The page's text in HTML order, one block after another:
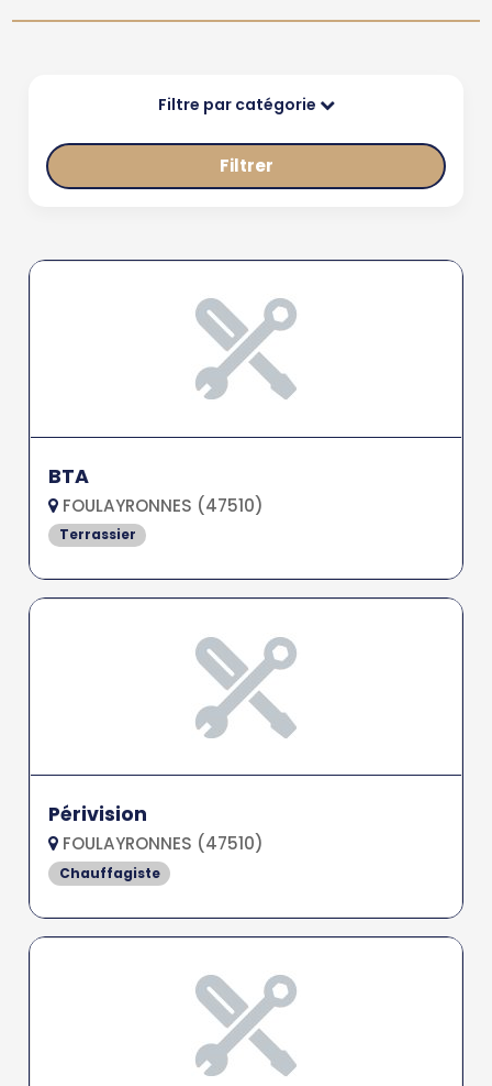
Filtre par catégorie
Filtrer
BTA
FOULAYRONNES (47510)
Terrassier
Périvision
FOULAYRONNES (47510)
Chauffagiste